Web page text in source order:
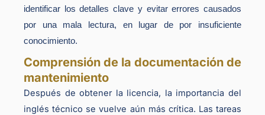
identificar los detalles clave y evitar errores causados
por una mala lectura, en lugar de por insuficiente
conocimiento.
Comprensión de la documentación de
mantenimiento
Después de obtener la licencia, la importancia del
inglés técnico se vuelve aún más crítica. Las tareas